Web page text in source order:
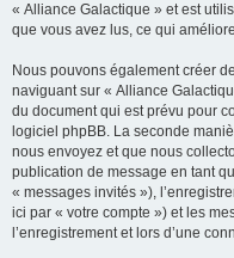
« Alliance Galactique » et est
que vous avez lus, ce qui
Nous pouvons également créer
naviguant sur « Alliance
du document qui est prévu pour
logiciel phpBB. La seconde
nous envoyez et que nous
publication de message en tant
« messages invités »),
ici par « votre compte ») et les
l’enregistrement et lors d’une